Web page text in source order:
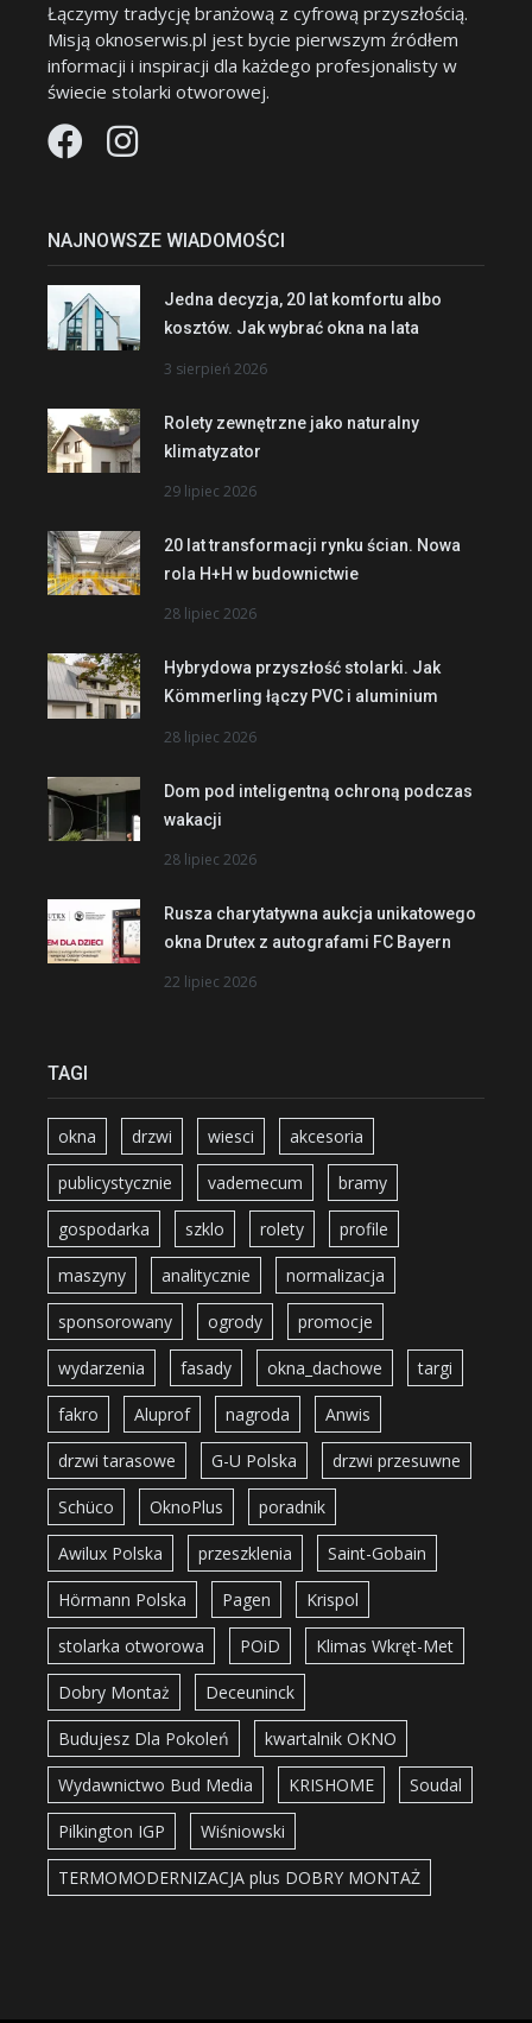
Łączymy tradycję branżową z cyfrową przyszłością.
Misją oknoserwis.pl jest bycie pierwszym źródłem
informacji i inspiracji dla każdego profesjonalisty w
świecie stolarki otworowej.
NAJNOWSZE WIADOMOŚCI
Jedna decyzja, 20 lat komfortu albo
kosztów. Jak wybrać okna na lata
3 sierpień 2026
Rolety zewnętrzne jako naturalny
klimatyzator
29 lipiec 2026
20 lat transformacji rynku ścian. Nowa
rola H+H w budownictwie
28 lipiec 2026
Hybrydowa przyszłość stolarki. Jak
Kömmerling łączy PVC i aluminium
28 lipiec 2026
Dom pod inteligentną ochroną podczas
wakacji
28 lipiec 2026
Rusza charytatywna aukcja unikatowego
okna Drutex z autografami FC Bayern
22 lipiec 2026
TAGI
okna drzwi wiesci akcesoria
publicystycznie vademecum bramy
gospodarka szklo rolety profile
maszyny analitycznie normalizacja
sponsorowany ogrody promocje
wydarzenia fasady okna_dachowe targi
fakro Aluprof nagroda Anwis
drzwi tarasowe G-U Polska drzwi przesuwne
Schüco OknoPlus poradnik
Awilux Polska przeszklenia Saint-Gobain
Hörmann Polska Pagen Krispol
stolarka otworowa POiD Klimas Wkręt-Met
Dobry Montaż Deceuninck
Budujesz Dla Pokoleń kwartalnik OKNO
Wydawnictwo Bud Media KRISHOME Soudal
Pilkington IGP Wiśniowski
TERMOMODERNIZACJA plus DOBRY MONTAŻ